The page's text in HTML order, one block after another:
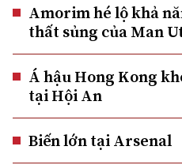
Amorim hé lộ khả
thất sủng của Man
Á hậu Hong Kong
tại Hội An
Biến lớn tại Arsenal